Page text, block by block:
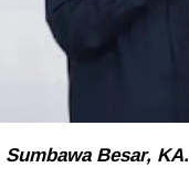
Sumbawa Besar, KA.